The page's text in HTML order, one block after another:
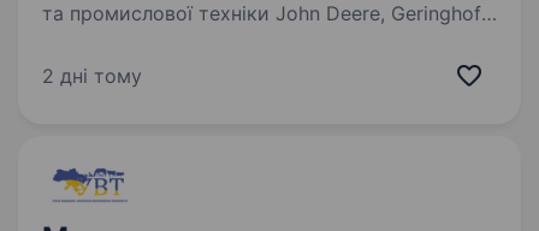
та промислової техніки John Deere, Geringhoff,
Черкаській та Житомирській областях.
2 дні тому